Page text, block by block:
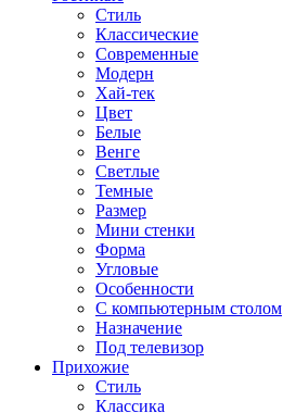
Стиль
Классические
Современные
Модерн
Хай-тек
Цвет
Белые
Венге
Светлые
Темные
Размер
Мини стенки
Форма
Угловые
Особенности
С компьютерным столом
Назначение
Под телевизор
Прихожие
Стиль
Классика